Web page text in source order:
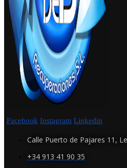
Facebook Instagram Linkedin
Calle Puerto de Pajares 11,
+34 913 41 90 35